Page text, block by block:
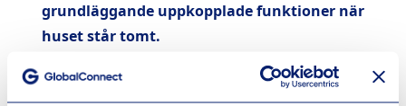
grundläggande uppkopplade funktioner när
huset står tomt.
Larm med uppkoppling mot larmcentral
Övervakningskamera (en kamera i normal